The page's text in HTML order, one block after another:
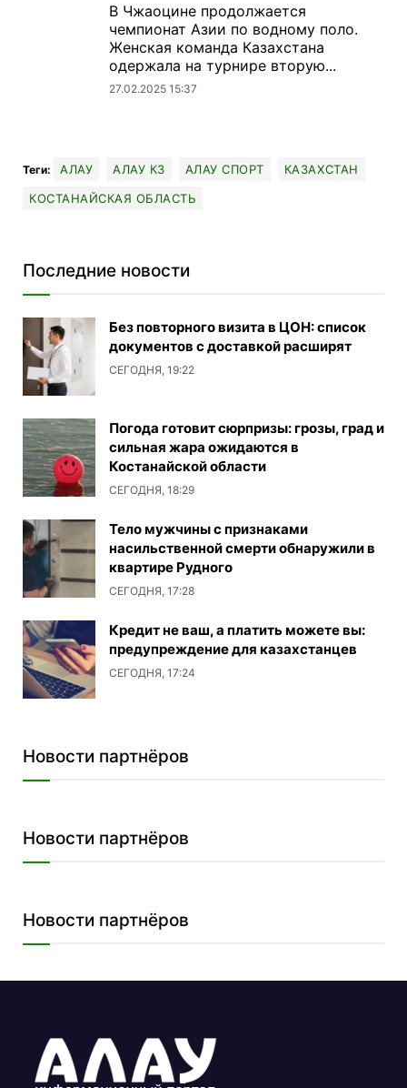
В Чжаоцине продолжается
чемпионат Азии по водному поло.
Женская команда Казахстана
одержала на турнире вторую...
27.02.2025 15:37
Теги: АЛАУ АЛАУ КЗ АЛАУ СПОРТ
КАЗАХСТАН
КОСТАНАЙСКАЯ ОБЛАСТЬ
Последние новости
Без повторного визита в ЦОН: список
документов с доставкой расширят
СЕГОДНЯ, 19:22
Погода готовит сюрпризы: грозы, град и
сильная жара ожидаются в
Костанайской области
СЕГОДНЯ, 18:29
Тело мужчины с признаками
насильственной смерти обнаружили в
квартире Рудного
СЕГОДНЯ, 17:28
Кредит не ваш, а платить можете вы:
предупреждение для казахстанцев
СЕГОДНЯ, 17:24
Новости партнёров
Новости партнёров
Новости партнёров